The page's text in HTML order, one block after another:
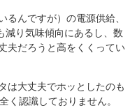
るんですが）の電源供給、
減り気味傾向にあるし、数
夫だろうと高をくくってい
は大丈夫でホッとしたのも
く認識しておりません。